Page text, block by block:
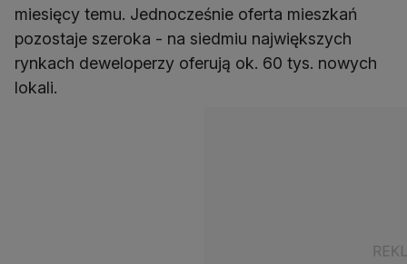
miesięcy temu. Jednocześnie oferta mieszkań
pozostaje szeroka - na siedmiu największych
rynkach deweloperzy oferują ok. 60 tys. nowych
lokali.